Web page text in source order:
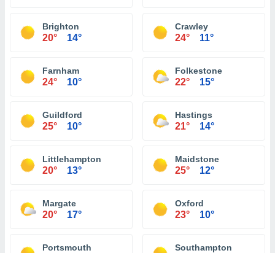
Brighton
20° 14°
Crawley
24° 11°
Farnham
24° 10°
Folkestone
22° 15°
Guildford
25° 10°
Hastings
21° 14°
Littlehampton
20° 13°
Maidstone
25° 12°
Margate
20° 17°
Oxford
23° 10°
Portsmouth Southampton